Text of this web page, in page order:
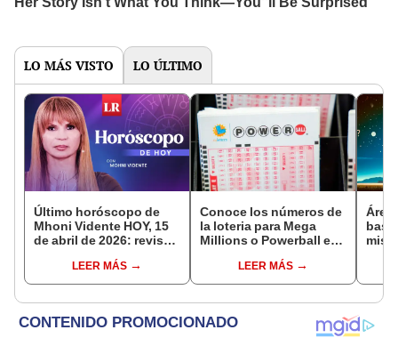
LO MÁS VISTO LO ÚLTIMO
Último horóscopo de
Mhoni Vidente HOY, 15
de abril de 2026: revisa
signo y entérate si te
espera un día
LEER MÁS
Conoce los números de
la loteria para Mega
Millions o Powerball en
LEER MÁS
Área
base